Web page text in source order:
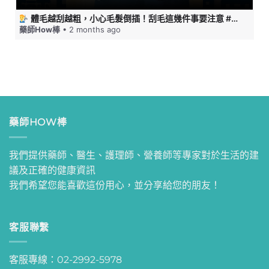
體毛越刮越粗，小心毛髮倒插！刮毛這幾件事要注意 #藥師HOW棒
藥師How棒 • 2 months ago
藥師HOW棒
我們提供藥師、醫生、護理師、營養師等專家對於生活的建
議及正確的健康資訊
我們希望您能喜歡這份用心，並分享給您的朋友！
客服聯繫
客服專線：02-2992-5978